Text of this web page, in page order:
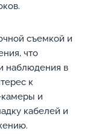
съемкой и
что
наблюдения в
к
и
кабелей и